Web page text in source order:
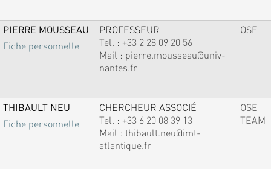
PIERRE MOUSSEAU
Fiche personnelle
PROFESSEUR
Tel. : +33 2 28 09 20 56
Mail : pierre.mousseau@univ-
nantes.fr
OSE
THIBAULT NEU
Fiche personnelle
CHERCHEUR ASSOCIÉ
Tel. : +33 6 20 08 39 13
Mail : thibault.neu@imt-
atlantique.fr
OSE
TEAM